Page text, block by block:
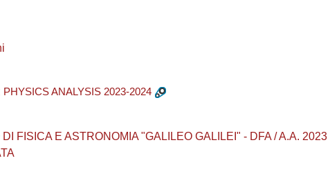
ANALYSIS 2023-2024
FISICA E ASTRONOMIA "GALILEO GALILEI" - DFA / A.A.